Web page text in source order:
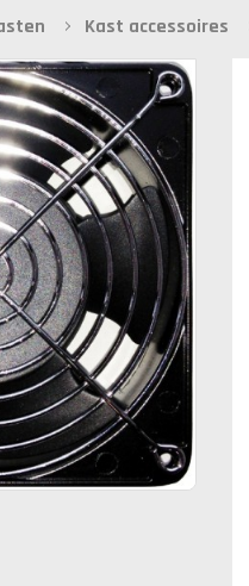
Kast accessoires